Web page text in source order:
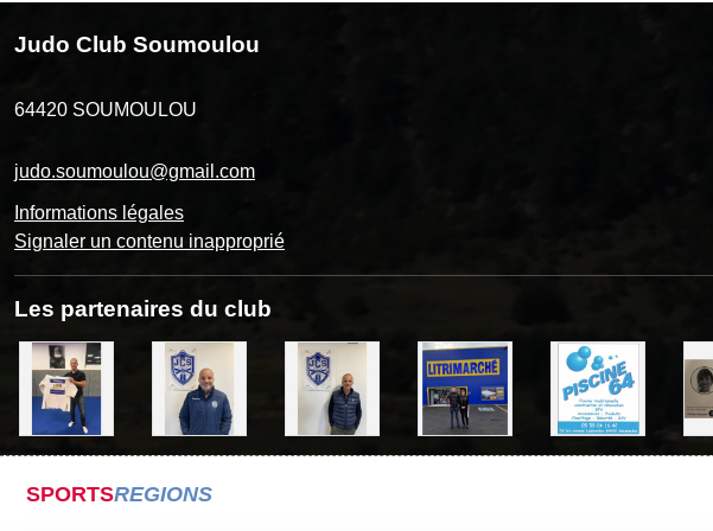
Judo Club Soumoulou
64420 SOUMOULOU
judo.soumoulou@gmail.com
Informations légales
Signaler un contenu inapproprié
Les partenaires du club
SPORTSREGIONS